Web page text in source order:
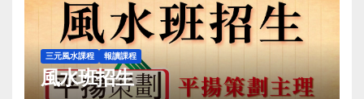
三元風水課程 報讀課程
風水班招生